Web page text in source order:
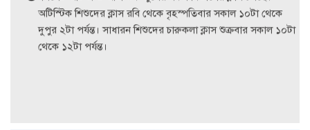
অটিস্টিক শিশুদের ক্লাস রবি থেকে বৃহস্পতিবার সকাল ১০টা থেকে
দুপুর ২টা পর্যন্ত। সাধারন শিশুদের চারুকলা ক্লাস শুক্রবার সকাল ১০টা
থেকে ১২টা পর্যন্ত।